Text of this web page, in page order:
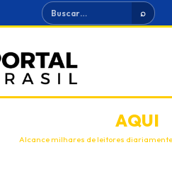
Buscar ⌕
ANUNCIEAQUI
Alcance milhares de leitores diariamente